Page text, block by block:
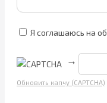
Я соглашаюсь на
→
Обновить капчу (CAPTCHA)